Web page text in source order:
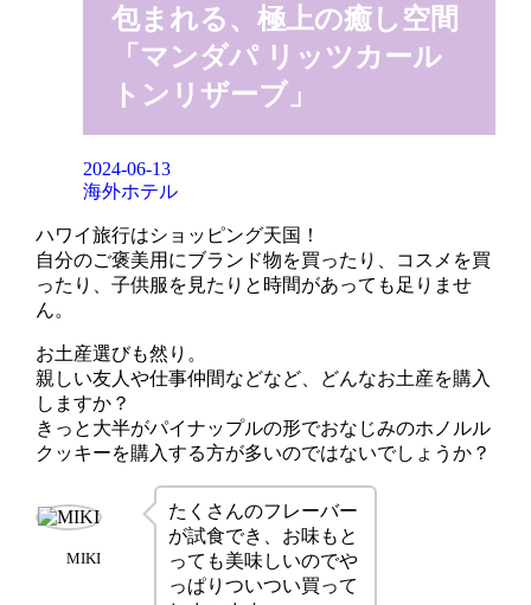
包まれる、極上の癒し空間
「マンダパ リッツカール
トンリザーブ」
2024-06-13
海外ホテル
ハワイ旅行はショッピング天国！
自分のご褒美用にブランド物を買ったり、コスメを買
ったり、子供服を見たりと時間があっても足りませ
ん。
お土産選びも然り。
親しい友人や仕事仲間などなど、どんなお土産を購入
しますか？
きっと大半がパイナップルの形でおなじみのホノルル
クッキーを購入する方が多いのではないでしょうか？
MIKI
たくさんのフレーバー
が試食でき、お味もと
っても美味しいのでや
っぱりついつい買って